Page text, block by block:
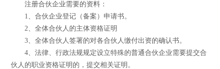
注册合伙企业需要的资料：
1、合伙企业登记（备案）申请书。
2、全体合伙人的主体资格证明
3、全体合伙人签署的对各合伙人缴付出资的确认书。
4、法律、行政法规规定设立特殊的普通合伙企业需要提交合
伙人的职业资格证明的，提交相关证明。